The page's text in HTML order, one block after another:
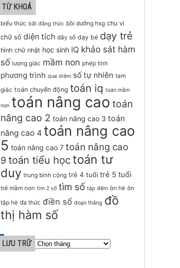
TỪ KHOÁ
biểu thức bất đẳng thức bồi dưỡng hsg chu vi
chữ số diện tích dãy số dạy bé dạy trẻ
hình chữ nhật học sinh IQ khảo sát hàm
số lượng giác mầm non phép tính
phương trình que diêm số tự nhiên tam
giác toán chuyển động toán iq toán mầm
non toán nâng cao toán
nâng cao 2 toán nâng cao 3 toán
nâng cao 4 toán nâng cao
5 toán nâng cao 7 toán nâng cao
9 toán tiểu họctoán tư
duy trung bình cộng trẻ 4 tuổi trẻ 5 tuổi
trẻ mầm non tìm 2 số tìm số tập đếm ôn hè ôn
tập hè đa thức điền số đoạn thẳng đồ
thị hàm số
LƯU TRỮ